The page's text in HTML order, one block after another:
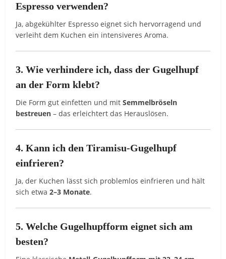
Espresso verwenden?
Ja, abgekühlter Espresso eignet sich hervorragend und
verleiht dem Kuchen ein intensiveres Aroma.
3. Wie verhindere ich, dass der Gugelhupf
an der Form klebt?
Die Form gut einfetten und mitSemmelbröseln
bestreuen – das erleichtert das Herauslösen.
4. Kann ich den Tiramisu-Gugelhupf
einfrieren?
Ja, der Kuchen lässt sich problemlos einfrieren und hält
sich etwa2–3 Monate.
5. Welche Gugelhupfform eignet sich am
besten?